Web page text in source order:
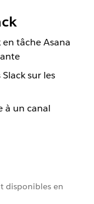
en tâche Asana
sur les
à un canal
disponibles en